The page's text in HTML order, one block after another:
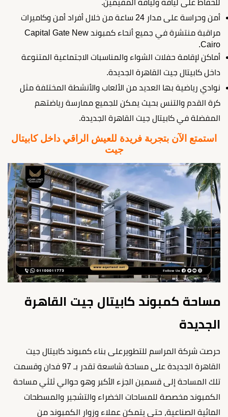
للحفاظ على لياقة ولياقة المقيمين.
أمن وحراسة على مدار 24 ساعة من خلال أفراد أمن وكاميرات
مراقبة منتشرة في جميع أنحاء كمبوند Capital Gate New
Cairo.
أماكن لإقامة حفلات الشواء والمناسبات الاجتماعية المتنوعة
داخل كابيتال جيت القاهرة الجديدة.
نوادي رياضية بها العديد من الألعاب والأنشطة المختلفة مثل
كرة القدم والتنس بحيث يمكن للجميع ممارسة رياضتهم
المفضلة في كابيتال جيت القاهرة الجديدة.
استمتع الآن بتجربة فريدة للعيش الراقي داخل كابيتال
جيت
مساحة كمبوند كابيتال جيت القاهرة
الجديدة
حرصت شركة المراسم للتطويرعلى بناء كمبوند كابيتال جيت
القاهرة الجديدة على مساحة شاسعة تقدر بـ 97 فدان وقسمت
تلك المساحة إلى قسمين الجزء الأكبر وهو حوالي ثلثي مساحة
الكمبوند مخصصة للمساحات الخضراء والتشجير والمسطحات
المائية الصناعية، حتى يتمكن عملاء وزوار الكمبوند من